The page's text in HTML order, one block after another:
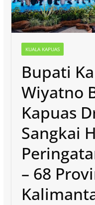
KUALA KAPUAS
Bupati
Wiyatno
Kapuas
Sangkai
– 68